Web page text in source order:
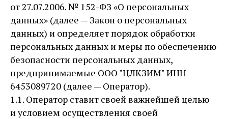
от 27.07.2006. № 152-ФЗ «О персональных
данных» (далее — Закон о персональных
данных) и определяет порядок обработки
персональных данных и меры по обеспечению
безопасности персональных данных,
предпринимаемые ООО "ЦЛКЗИМ" ИНН
6453089720 (далее — Оператор).
1.1. Оператор ставит своей важнейшей целью
и условием осуществления своей